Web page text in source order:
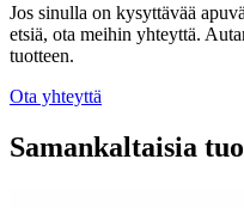
Jos sinulla on kysyttävää
etsiä, ota meihin yhteyttä.
tuotteen.
Ota yhteyttä
Samankaltaisia